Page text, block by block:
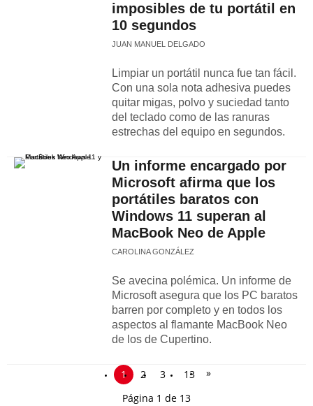
imposibles de tu portátil en
10 segundos
JUAN MANUEL DELGADO
Limpiar un portátil nunca fue tan fácil.
Con una sola nota adhesiva puedes
quitar migas, polvo y suciedad tanto
del teclado como de las ranuras
estrechas del equipo en segundos.
Un informe encargado por
Microsoft afirma que los
portátiles baratos con
Windows 11 superan al
MacBook Neo de Apple
CAROLINA GONZÁLEZ
Se avecina polémica. Un informe de
Microsoft asegura que los PC baratos
barren por completo y en todos los
aspectos al flamante MacBook Neo
de los de Cupertino.
1 2 3 13
»
Página 1 de 13